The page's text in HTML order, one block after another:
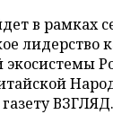
в рамках
лидерство
ВЗГЛЯД.